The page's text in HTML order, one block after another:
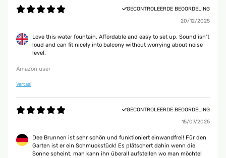
GECONTROLEERDE BEOORDELING
20/12/2025
Love this water fountain. Affordable and easy to set up. Sound isn’t
loud and can fit nicely into balcony without worrying about noise
level.
Amazon user
Vertaal
GECONTROLEERDE BEOORDELING
15/07/2025
Dee Brunnen ist sehr schön und funktioniert einwandfrei! Für den
Garten ist er ein Schmuckstück! Es plätschert dahin wenn die
Sonne scheint, man kann ihn überall aufstellen wo man möchte!